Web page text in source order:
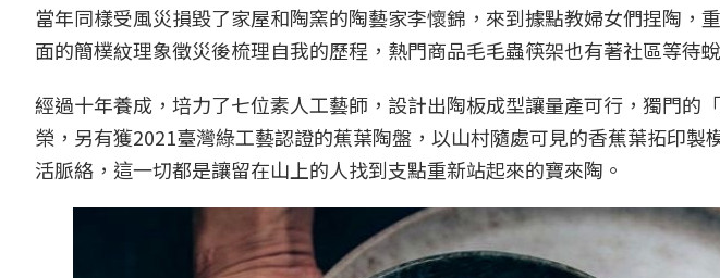
當年同樣受風災損毀了家屋和陶窯的陶藝家李懷錦，來到據點教婦女們捏陶，
面的簡樸紋理象徵災後梳理自我的歷程，熱門商品毛毛蟲筷架也有著社區等待
經過十年養成，培力了七位素人工藝師，設計出陶板成型讓量產可行，獨門的
榮，另有獲2021臺灣綠工藝認證的蕉葉陶盤，以山村隨處可見的香蕉葉拓印製
活脈絡，這一切都是讓留在山上的人找到支點重新站起來的寶來陶。